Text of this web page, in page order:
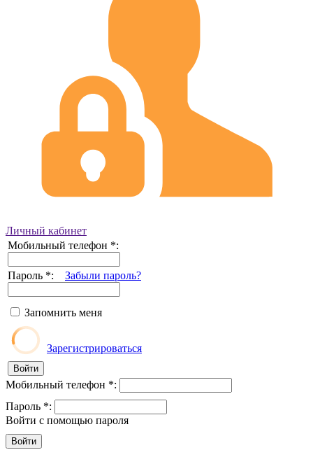
Личный кабинет
Мобильный телефон *:
Пароль *: Забыли пароль?
Запомнить меня
Зарегистрироваться
Мобильный телефон *:
Пароль *:
Войти с помощью пароля